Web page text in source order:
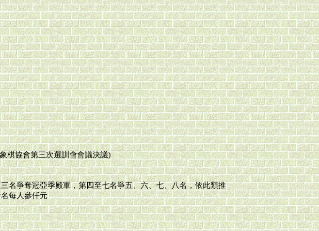
棋協會第三次選訓會會議決議)
名爭奪冠亞季殿軍，第四至七名爭五、六、七、八名，依此類推
每人參仟元